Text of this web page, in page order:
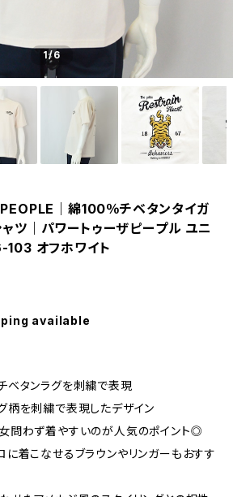
1/6
｜綿100％チベタンタイガ
ツ｜パワートゥーザピープル ユニ
オフホワイト
available
ベタンラグを刺繍で表現
柄を刺繍で表現したデザイン
問わず着やすいのが人気のポイント◎
着こなせるブラウンやリンガーもおすす